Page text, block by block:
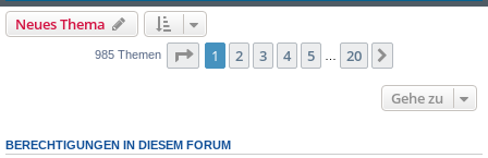
Neues Thema
985 Themen Seite 1von 20
1 2 3 4 5 … 20
Gehe zu
BERECHTIGUNGEN IN DIESEM FORUM